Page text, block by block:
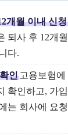
개월 이내 신청
퇴사 후 12개월
다.
인 고용보험에
확인하고, 가입
는 회사에 요청